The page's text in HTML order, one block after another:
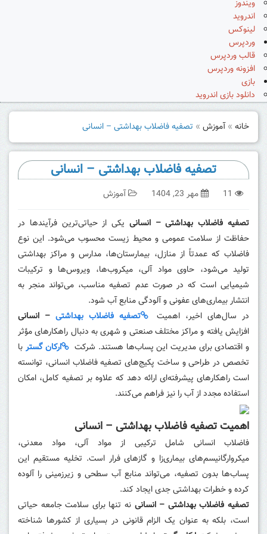
ویندوز
اندروید
لینوکس
وردپرس
قالب وردپرس
افزونه وردپرس
بازی
دانلود بازی اندروید
خانه »آموزش » تصفیه فاضلاب بهداشتی – انسانی
تصفیه فاضلاب بهداشتی – انسانی
11 مهر 23, 1404 آموزش
تصفیه فاضلاب بهداشتی – انسانی یکی از حیاتی‌ترین فرآیندها در
حفاظت از سلامت عمومی و محیط زیست محسوب می‌شود. این نوع
فاضلاب که عمدتاً از منازل، بیمارستان‌ها، مدارس و مراکز بهداشتی
تولید می‌شود، حاوی مواد آلی، میکروب‌ها، ویروس‌ها و ترکیبات
شیمیایی است که در صورت عدم تصفیه مناسب، می‌تواند منجر به
انتشار بیماری‌های عفونی و آلودگی منابع آب شود.
در سال‌های اخیر، اهمیت
تصفیه فاضلاب بهداشتی– انسانی
افزایش یافته و مراکز مختلف صنعتی و شهری به دنبال راهکارهای مؤثر
و اقتصادی برای مدیریت این پساب‌ها هستند. شرکت
ارکان گستر با
تخصص در طراحی و ساخت پکیج‌های تصفیه فاضلاب انسانی، توانسته
است راهکارهای پیشرفته‌ای ارائه دهد که علاوه بر تصفیه کامل، امکان
استفاده مجدد از آب را نیز فراهم می‌کنند.
اهمیت تصفیه فاضلاب بهداشتی – انسانی
فاضلاب انسانی شامل ترکیبی از مواد آلی، مواد معدنی،
میکروارگانیسم‌های بیماری‌زا و گازهای فرار است. تخلیه مستقیم این
پساب‌ها بدون تصفیه، می‌تواند منابع آب سطحی و زیرزمینی را آلوده
کرده و خطرات بهداشتی جدی ایجاد کند.
تصفیه فاضلاب بهداشتی – انسانی نه تنها برای سلامت جامعه حیاتی
است، بلکه به عنوان یک الزام قانونی در بسیاری از کشورها شناخته